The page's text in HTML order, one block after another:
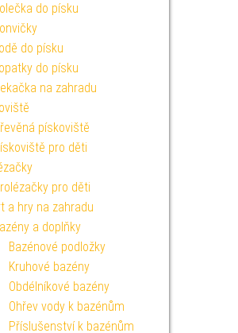
do písku
do písku
do písku
na zahradu
pískoviště
pro děti
pro děti
a hry na zahradu
a doplňky
Bazénové podložky
Kruhové bazény
Obdélníkové bazény
Ohřev vody k bazénům
Příslušenství k bazénům